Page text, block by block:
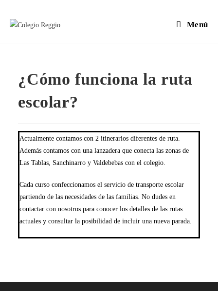
Menú
¿Cómo funciona la ruta
escolar?
Actualmente contamos con 2 itinerarios diferentes de ruta.
Además contamos con una lanzadera que conecta las zonas de
Las Tablas, Sanchinarro y Valdebebas con el colegio.
Cada curso confeccionamos el servicio de transporte escolar
partiendo de las necesidades de las familias. No dudes en
contactar con nosotros para conocer los detalles de las rutas
actuales y consultar la posibilidad de incluir una nueva parada.